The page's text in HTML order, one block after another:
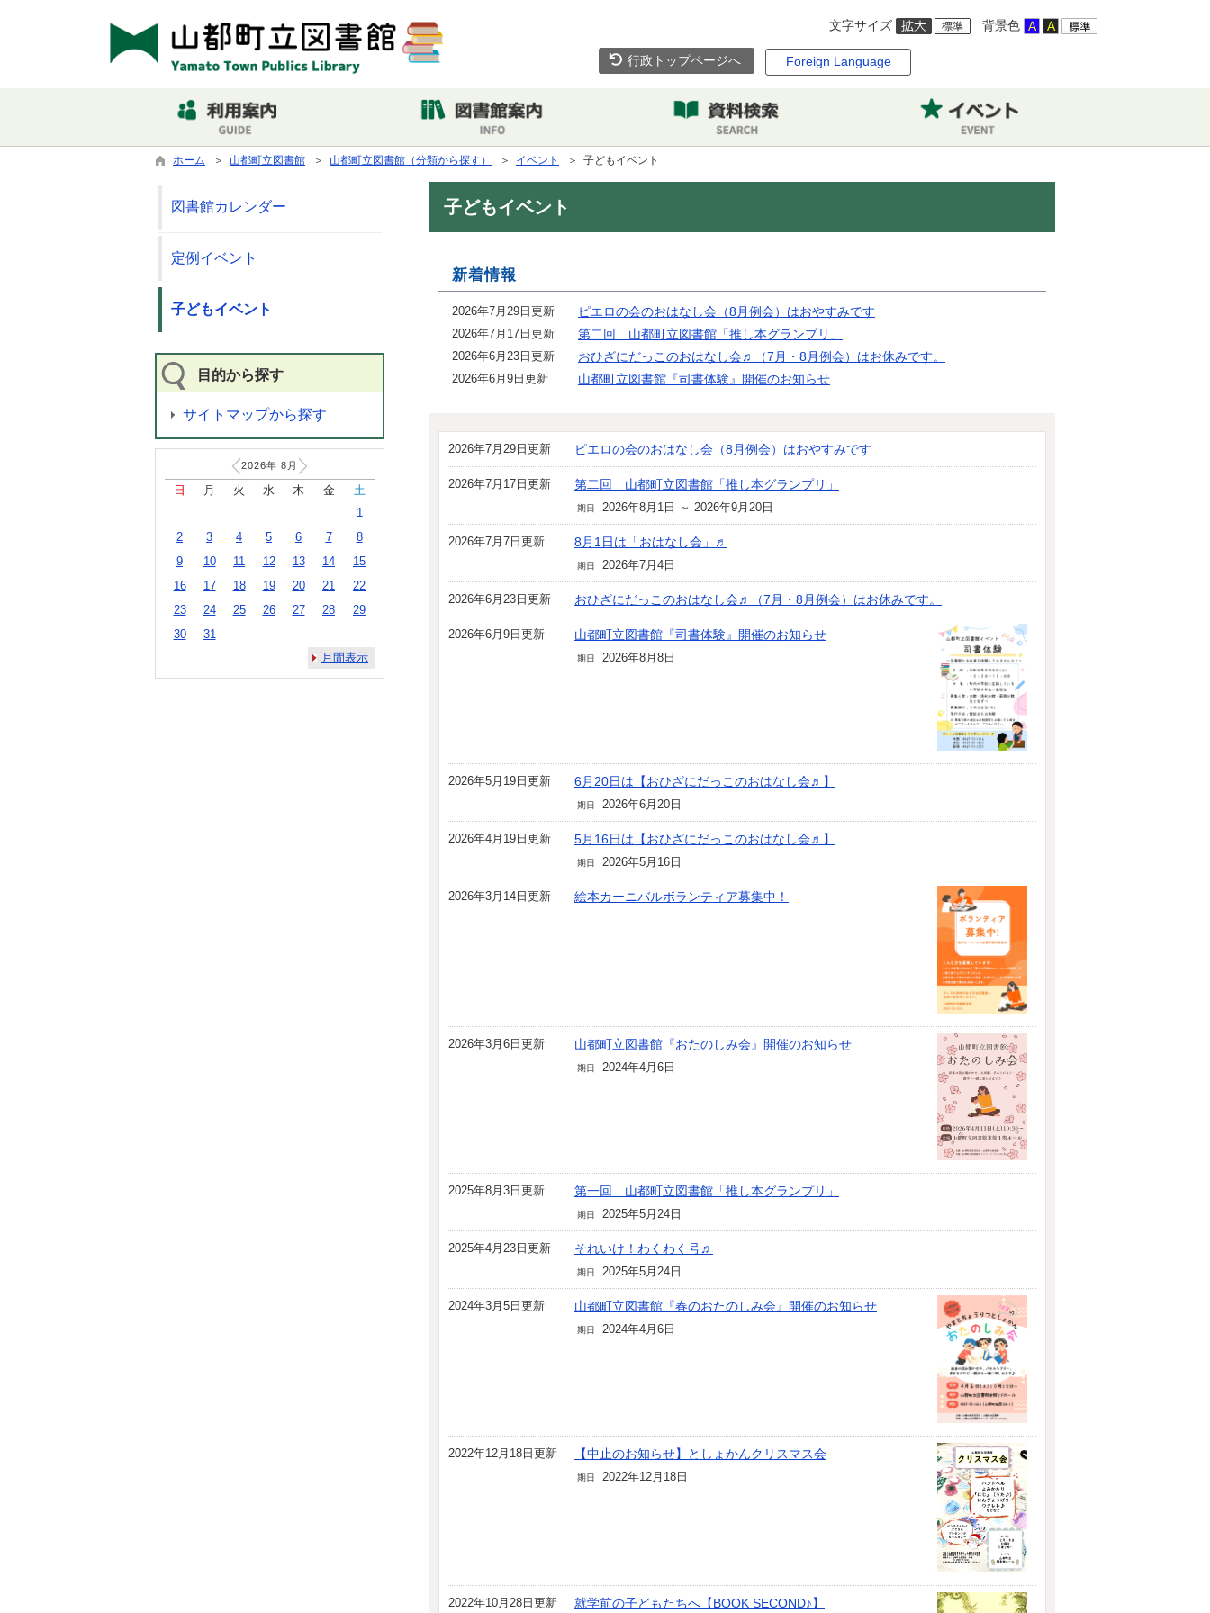
文字サイズ 背景色
行政トップページへ Foreign Language
ホーム ＞ 山都町立図書館 ＞ 山都町立図書館（分類から探す） ＞ イベント ＞ 子どもイベント
子どもイベント
新着情報
2026年7月29日更新 ピエロの会のおはなし会（8月例会）はおやすみです
2026年7月17日更新 第二回 山都町立図書館「推し本グランプリ」
2026年6月23日更新 おひざにだっこのおはなし会♬（7月・8月例会）はお休みです。
2026年6月9日更新 山都町立図書館『司書体験』開催のお知らせ
2026年7月29日更新 ピエロの会のおはなし会（8月例会）はおやすみです
2026年7月17日更新 第二回 山都町立図書館「推し本グランプリ」
期日 2026年8月1日 ～ 2026年9月20日
2026年7月7日更新 8月1日は「おはなし会」♬
期日 2026年7月4日
2026年6月23日更新 おひざにだっこのおはなし会♬（7月・8月例会）はお休みです。
2026年6月9日更新 山都町立図書館『司書体験』開催のお知らせ
期日 2026年8月8日
2026年5月19日更新 6月20日は【おひざにだっこのおはなし会♬】
期日 2026年6月20日
2026年4月19日更新 5月16日は【おひざにだっこのおはなし会♬】
期日 2026年5月16日
2026年3月14日更新 絵本カーニバルボランティア募集中！
2026年3月6日更新 山都町立図書館『おたのしみ会』開催のお知らせ
期日 2024年4月6日
2025年8月3日更新 第一回 山都町立図書館「推し本グランプリ」
期日 2025年5月24日
2025年4月23日更新 それいけ！わくわく号♬
期日 2025年5月24日
2024年3月5日更新 山都町立図書館『春のおたのしみ会』開催のお知らせ
期日 2024年4月6日
2022年12月18日更新 【中止のお知らせ】としょかんクリスマス会
期日 2022年12月18日
2022年10月28日更新 就学前の子どもたちへ【BOOK SECOND♪】
図書館カレンダー
定例イベント
子どもイベント
目的から探す
サイトマップから探す
2026年 8 月
日 月 火 水 木 金
土
1
2
3 4 5 6 7
8
9
10 11 12 13 14
15
16
17 18 19 20 21
22
23
24 25 26 27 28
29
30
31
月間表示